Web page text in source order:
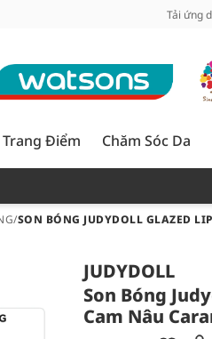
Chí Minh Tải ứng
Trang Điểm Chăm Sóc Da
/SON BÓNG JUDYDOLL GLAZED
JUDYDOLL
Son Bóng
Cam Nâu